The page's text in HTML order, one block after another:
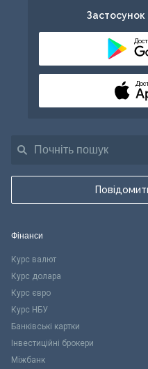
Застосунок
Фінанси
Курс валют
Курс долара
Курс євро
Курс НБУ
Банківські картки
Інвестиційні брокери
Міжбанк